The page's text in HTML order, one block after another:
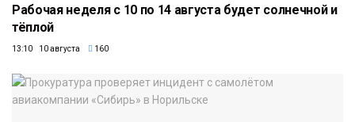
Рабочая неделя с 10 по 14 августа будет солнечной и
тёплой
13:10 10 августа 160